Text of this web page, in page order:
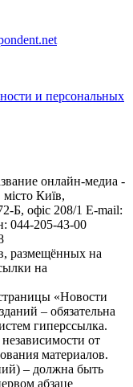
и персональных
онлайн-медиа -
Київ,
офіс 208/1 E-mail:
044-205-43-00
размещённых на
на
«Новости
– обязательна
гиперссылка.
от
материалов.
– должна быть
абзаце